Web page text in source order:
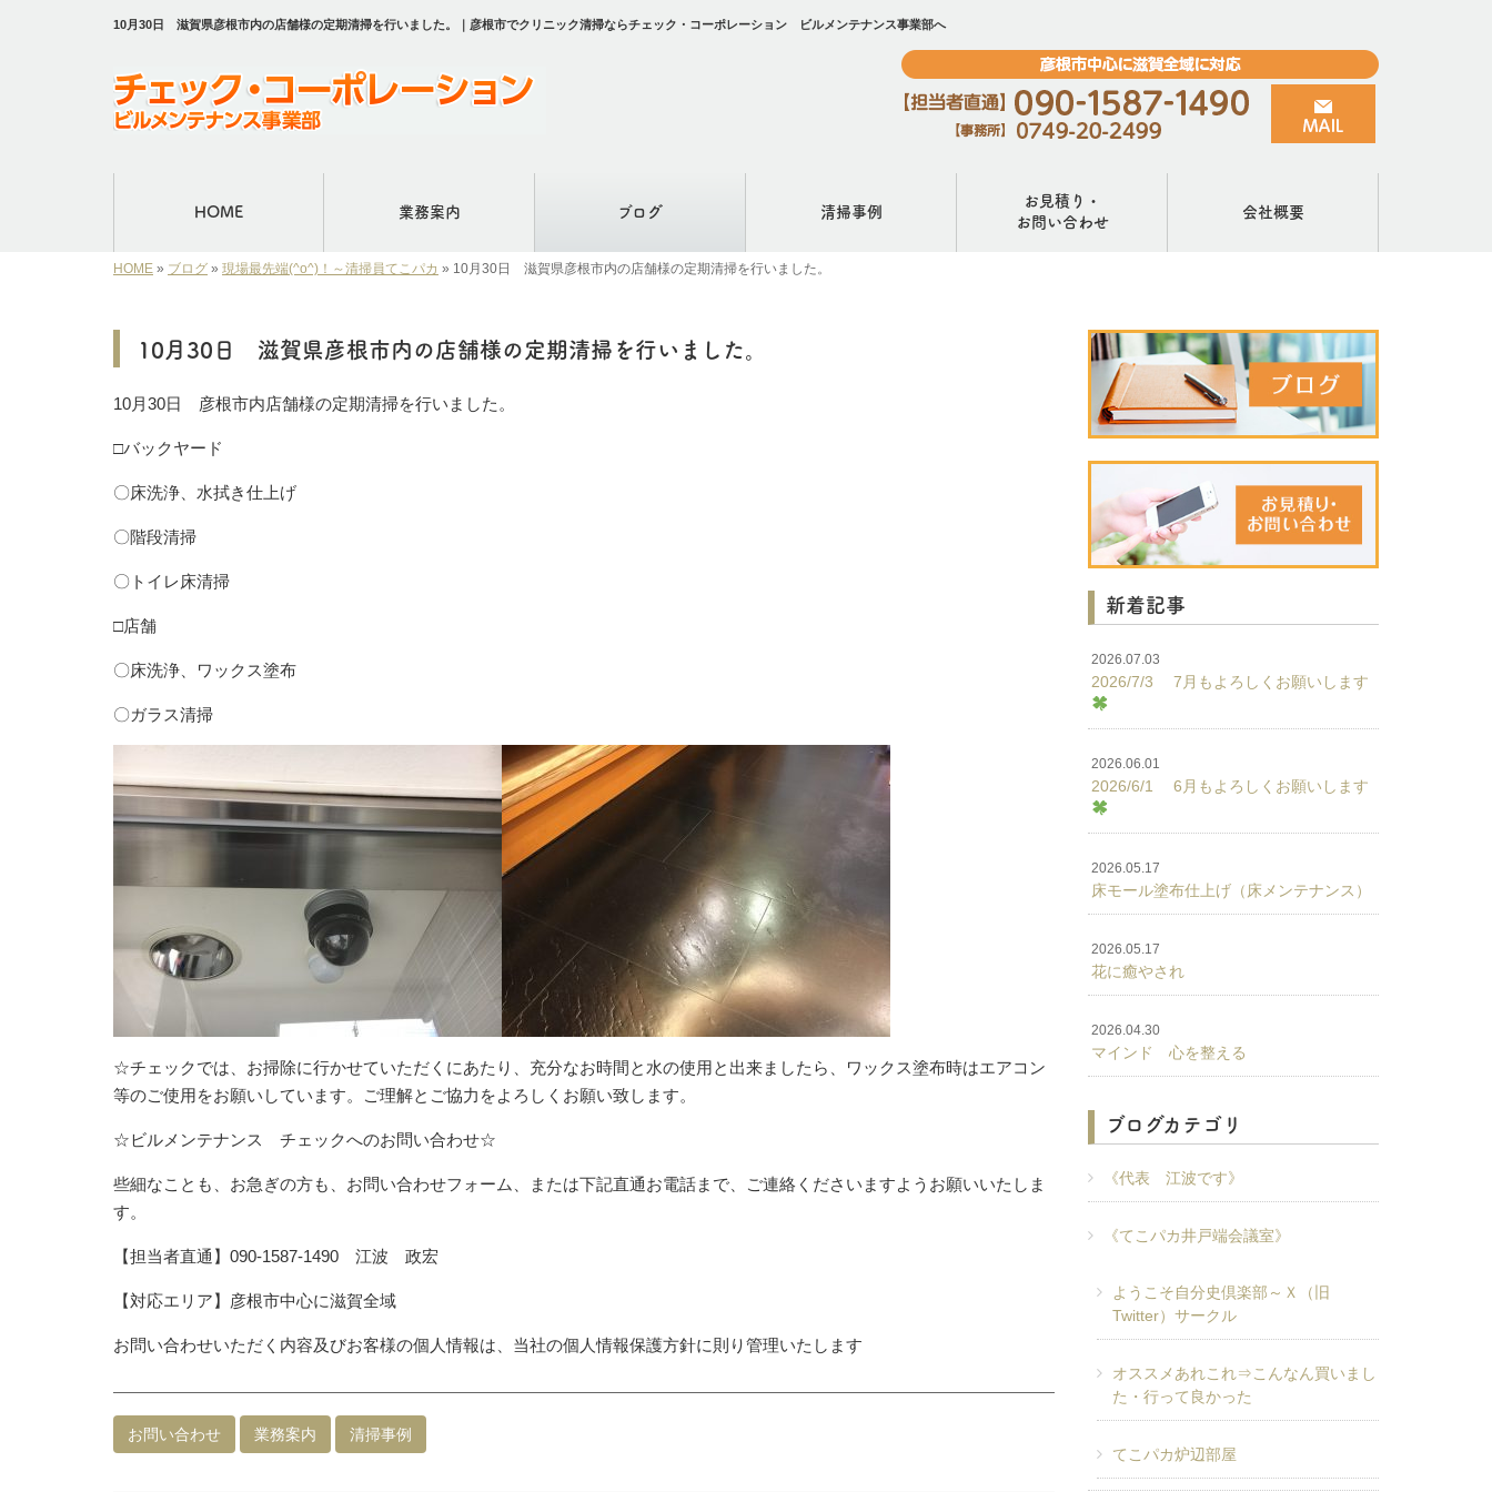
10月30日 滋賀県彦根市内の店舗様の定期清掃を行いました。｜彦根市でクリニック清掃ならチェック・コーポレーション ビルメンテナンス事業部へ
HOME 業務案内 ブログ 清掃事例
お見積り・
お問い合わせ
会社概要
HOME » ブログ » 現場最先端(^o^)！～清掃員てこパカ » 10月30日 滋賀県彦根市内の店舗様の定期清掃を行いました。
10月30日 滋賀県彦根市内の店舗様の定期清掃を行いました。
10月30日 彦根市内店舗様の定期清掃を行いました。
□バックヤード
〇床洗浄、水拭き仕上げ
〇階段清掃
〇トイレ床清掃
□店舗
〇床洗浄、ワックス塗布
〇ガラス清掃
☆チェックでは、お掃除に行かせていただくにあたり、充分なお時間と水の使用と出来ましたら、ワックス塗布時はエアコン
等のご使用をお願いしています。ご理解とご協力をよろしくお願い致します。
☆ビルメンテナンス チェックへのお問い合わせ☆
些細なことも、お急ぎの方も、お問い合わせフォーム、または下記直通お電話まで、ご連絡くださいますようお願いいたしま
す。
【担当者直通】090-1587-1490 江波 政宏
【対応エリア】彦根市中心に滋賀全域
お問い合わせいただく内容及びお客様の個人情報は、当社の個人情報保護方針に則り管理いたします
お問い合わせ 業務案内 清掃事例
新着記事
2026.07.03
2026/7/3 7月もよろしくお願いします
2026.06.01
2026/6/1 6月もよろしくお願いします
2026.05.17
床モール塗布仕上げ（床メンテナンス）
2026.05.17
花に癒やされ
2026.04.30
マインド 心を整える
ブログカテゴリ
《代表 江波です》
《てこパカ井戸端会議室》
ようこそ自分史倶楽部～Ｘ（旧
Twitter）サークル
オススメあれこれ⇒こんなん買いまし
た・行って良かった
てこパカ炉辺部屋